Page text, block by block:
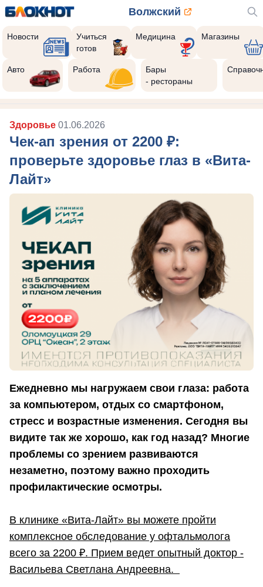
Волжский
Новости
Учиться
готов
Медицина Магазины
Авто Работа
Бары
- рестораны
Здоровье 01.06.2026
Чек-ап зрения от 2200 ₽:
проверьте здоровье глаз в «Вита-
Лайт»
Ежедневно мы нагружаем свои глаза: работа
за компьютером, отдых со смартфоном,
стресс и возрастные изменения. Сегодня вы
видите так же хорошо, как год назад? Многие
проблемы со зрением развиваются
незаметно, поэтому важно проходить
профилактические осмотры.
В клинике «Вита-Лайт» вы можете пройти
комплексное обследование у офтальмолога
всего за 2200 ₽. Прием ведет опытный доктор -
Васильева Светлана Андреевна.